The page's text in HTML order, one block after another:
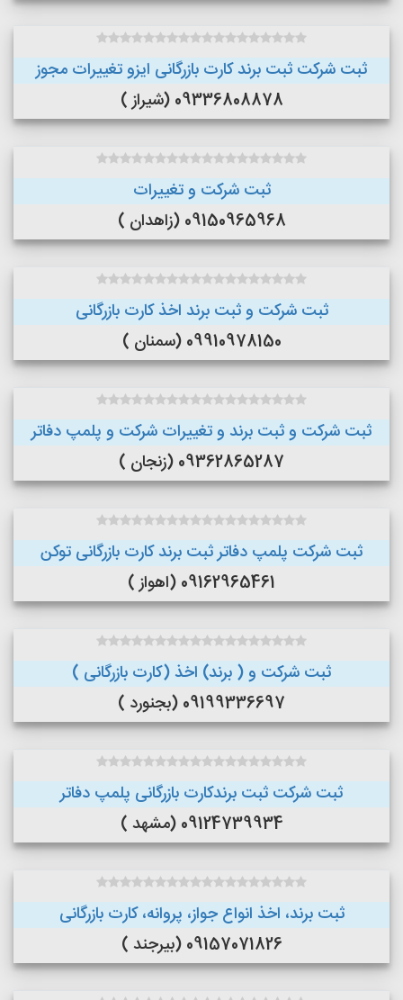
ثبت شرکت ثبت برند کارت بازرگانی ایزو تغییرات مجوز
09336808878 (شیراز )
ثبت شرکت و تغییرات
09150965968 (زاهدان )
ثبت شرکت و ثبت برند اخذ کارت بازرگانی
09910978150 (سمنان )
ثبت شرکت و ثبت برند و تغییرات شرکت و پلمپ دفاتر
09362865287 (زنجان )
ثبت شرکت پلمپ دفاتر ثبت برند کارت بازرگانی توکن
09162965461 (اهواز )
ثبت شرکت و ( برند) اخذ (کارت بازرگانی )
09199336697 (بجنورد )
ثبت شرکت ثبت برندکارت بازرگانی پلمپ دفاتر
09124739934 (مشهد )
ثبت برند، اخذ انواع جواز، پروانه، کارت بازرگانی
09157071826 (بیرجند )